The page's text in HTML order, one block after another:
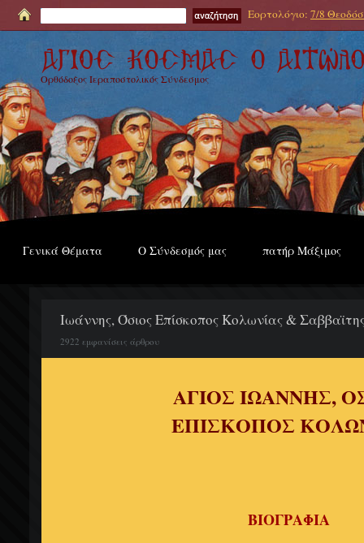
Εορτολόγιο: 7/8
Ορθόδοξος Ιεραποστολικός Σύνδεσμος
Γενικά Θέματα Ο Σύνδεσμός μας πατήρ Μάξιμος
Ιωάννης, Όσιος Επίσκοπος Κολωνίας &
2922 εμφανίσεις άρθρου
ΑΓΙΟΣ ΙΩΑΝΝΗΣ,
ΕΠΙΣΚΟΠΟΣ
ΒΙΟΓΡΑΦΙΑ